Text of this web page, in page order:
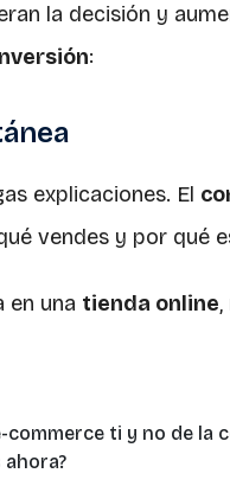
la decisión y
:
explicaciones. El
vendes y por qué
en una tienda online
commerce ti y no de la
ahora?